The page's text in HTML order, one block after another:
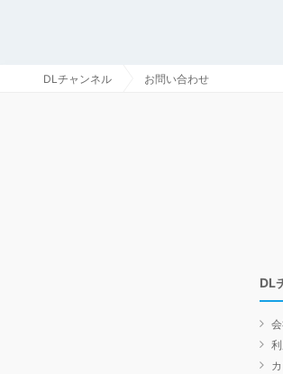
DLチャンネル お問い合わせ
DL